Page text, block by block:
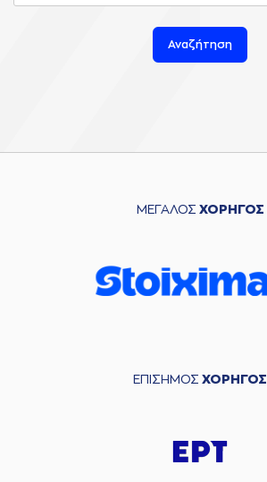
Αναζήτηση
ΜΕΓΑΛΟΣ ΧΟΡΗΓΟΣ
ΕΠΙΣΗΜΟΣ ΧΟΡΗΓΟΣ